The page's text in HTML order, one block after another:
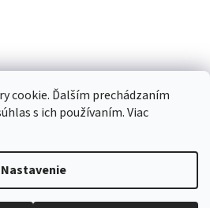
cookie. Ďalším prechádzaním
s ich používaním. Viac
Nastavenie
Vytvoril Shoptet